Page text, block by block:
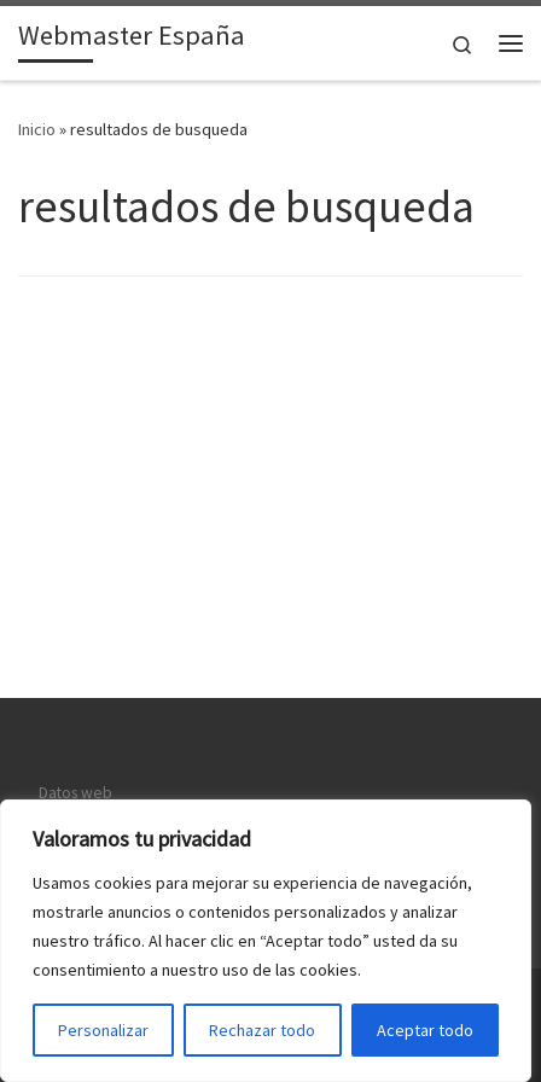
Valoramos tu privacidad
Usamos cookies para mejorar su experiencia de navegación,
mostrarle anuncios o contenidos personalizados y analizar
nuestro tráfico. Al hacer clic en “Aceptar todo” usted da su
consentimiento a nuestro uso de las cookies.
Personalizar Rechazar todo Aceptar todo
Saltar al contenido
Webmaster España
Search
Inicio »resultados de busqueda
resultados de busqueda
Datos web
Política de Cookies
© 2026Webmaster España– Todos los derechos reservados
Funciona con WP – Diseñado con el Tema Customizr